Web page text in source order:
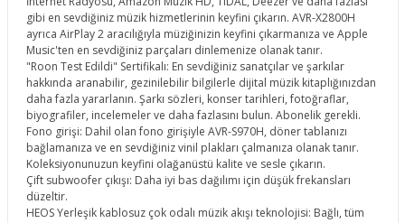
gibi en sevdiğiniz müzik hizmetlerinin keyfini çıkarın. AVR-X2800H
ayrıca AirPlay 2 aracılığıyla müziğinizin keyfini çıkarmanıza ve Apple
Music'ten en sevdiğiniz parçaları dinlemenize olanak tanır.
"Roon Test Edildi" Sertifikalı: En sevdiğiniz sanatçılar ve şarkılar
hakkında aranabilir, gezinilebilir bilgilerle dijital müzik kitaplığınızdan
daha fazla yararlanın. Şarkı sözleri, konser tarihleri, fotoğraflar,
biyografiler, incelemeler ve daha fazlasını bulun. Abonelik gerekli.
Fono girişi: Dahil olan fono girişiyle AVR-S970H, döner tablanızı
bağlamanıza ve en sevdiğiniz vinil plakları çalmanıza olanak tanır.
Koleksiyonunuzun keyfini olağanüstü kalite ve sesle çıkarın.
Çift subwoofer çıkışı: Daha iyi bas dağılımı için düşük frekansları
düzeltir.
HEOS Yerleşik kablosuz çok odalı müzik akışı teknolojisi: Bağlı, tüm